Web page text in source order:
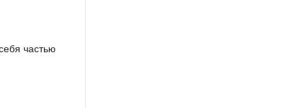
частью